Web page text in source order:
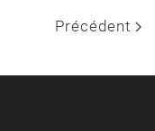
Précédent